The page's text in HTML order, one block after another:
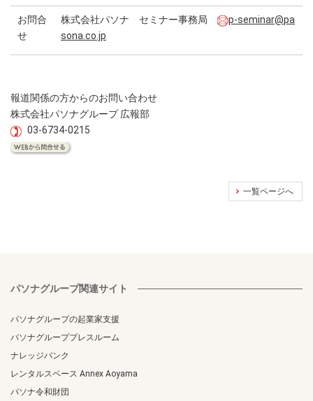
お問合
せ
株式会社パソナ セミナー事務局
p-seminar@pa
sona.co.jp
報道関係の方からのお問い合わせ
株式会社パソナグループ 広報部
03-6734-0215
一覧ページへ
パソナグループ関連サイト
パソナグループの起業家支援
パソナグループプレスルーム
ナレッジバンク
レンタルスペース Annex Aoyama
パソナ令和財団